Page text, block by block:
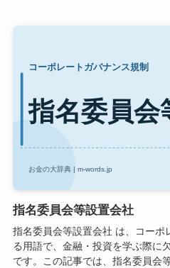
指名委員会等設置会社
指名委員会等設置会社 は、コーポ
る用語で、金融・投資を学ぶ際に
です。この記事では、指名委員会